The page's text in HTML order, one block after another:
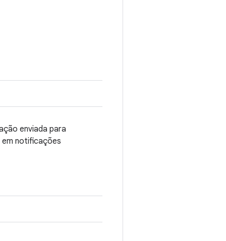
enviada para
em notificações